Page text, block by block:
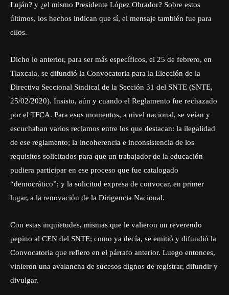
Luján? y ¿el mismo Presidente López Obrador? Sobre estos
últimos, los hechos indican que sí, el mensaje también fue para
ellos.
Dicho lo anterior, para ser más específicos, el 25 de febrero, en
Tlaxcala, se difundió la Convocatoria para la Elección de la
Directiva Seccional Sindical de la Sección 31 del SNTE (SNTE,
25/02/2020). Insisto, aún y cuando el Reglamento fue rechazado
por el TFCA. Para esos momentos, a nivel nacional, se veían y
escuchaban varios reclamos entre los que destacan: la ilegalidad
de ese reglamento; la incoherencia e inconsistencia de los
requisitos solicitados para que un trabajador de la educación
pudiera participar en ese proceso que fue catalogado
“democrático”; y la solicitud expresa de convocar, en primer
lugar, a la renovación de la Dirigencia Nacional.
Con estas inquietudes, mismas que le valieron un reverendo
pepino al CEN del SNTE; como ya decía, se emitió y difundió la
Convocatoria que refiero en el párrafo anterior. Luego entonces,
vinieron una avalancha de sucesos dignos de registrar, difundir y
divulgar.